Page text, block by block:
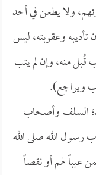
ولا يطعن في أحد
وعقوبته، ليس
قُبل منه، وإن لم يتب
ويراجع).
السلف وأصحاب
الله صلى الله
عيباً لهم أو نقصاً